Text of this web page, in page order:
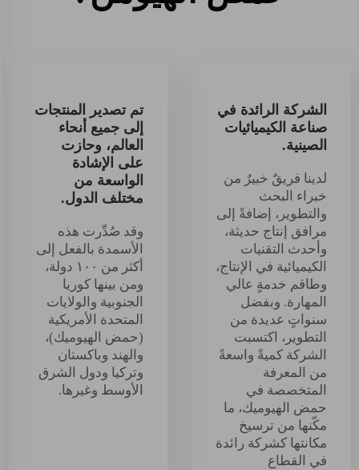
الشركة الرائدة في
صناعة الكيميائيات
الصينية.
لدينا فريقٌ خبيرٌ من
خبراء البحث
والتطوير، إضافةً إلى
مرافق إنتاج حديثة،
وأحدث التقنيات
الكيميائية في الإنتاج،
وطاقم خدمةٍ عالي
المهارة. وبفضل
سنواتٍ عديدة من
التطوير، اكتسبت
الشركة كميةً واسعةً
من المعرفة
المتخصصة في
حمض الهيوميك، ما
مكّنها من ترسيخ
مكانتها كشركة رائدة
في القطاع
تم تصدير المنتجات
إلى جميع أنحاء
العالم، وحازت
على الإشادة
الواسعة من
مختلف الدول.
وقد صُدِّرت هذه
الأسمدة بالفعل إلى
أكثر من ١٠٠ دولة،
ومن بينها كوريا
الجنوبية والولايات
المتحدة الأمريكية
(حمض الهيوميك)،
والهند وباكستان
وتركيا ودول الشرق
الأوسط وغيرها.